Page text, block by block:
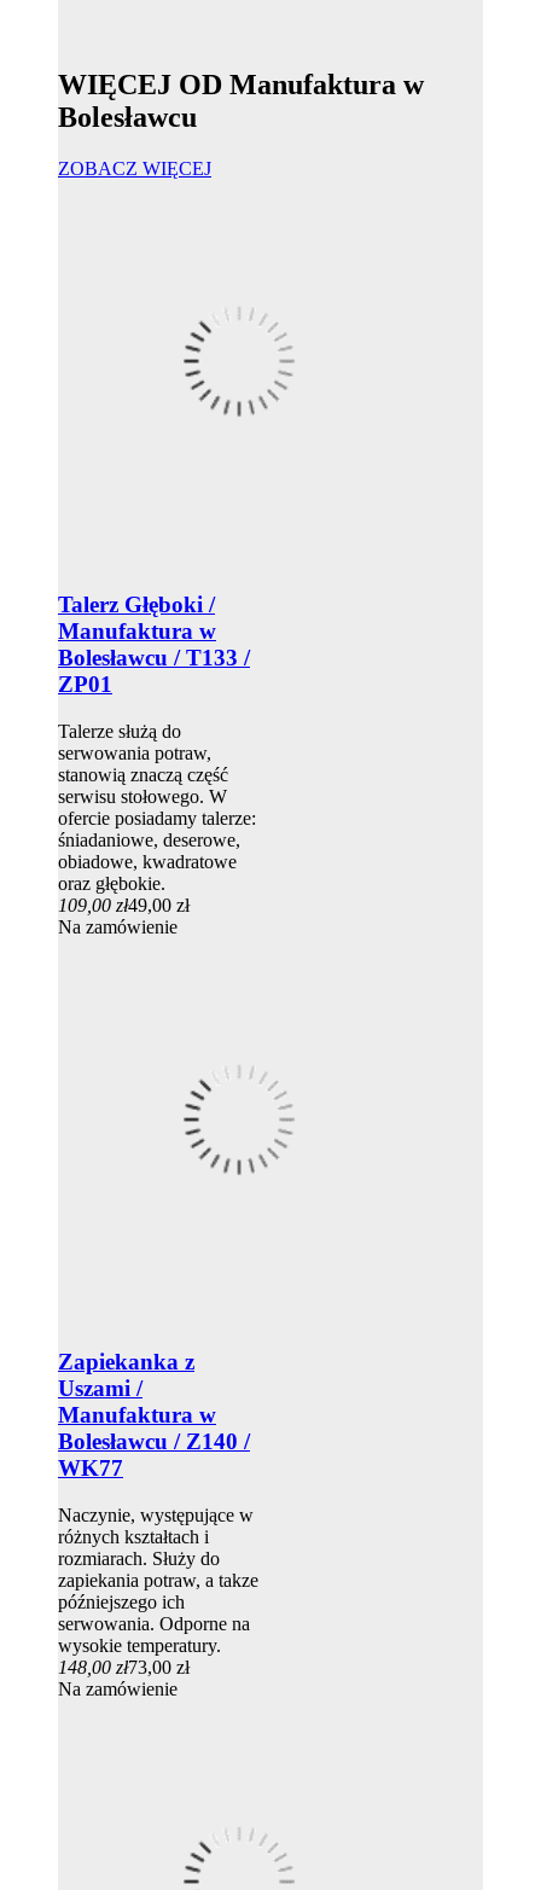
WIĘCEJ OD Manufaktura w
Bolesławcu
ZOBACZ WIĘCEJ
Talerz Głęboki /
Manufaktura w
Bolesławcu / T133 /
ZP01
Talerze służą do
serwowania potraw,
stanowią znaczą część
serwisu stołowego. W
ofercie posiadamy talerze:
śniadaniowe, deserowe,
obiadowe, kwadratowe
oraz głębokie.
109,00 zł49,00 zł
Na zamówienie
Zapiekanka z
Uszami /
Manufaktura w
Bolesławcu / Z140 /
WK77
Naczynie, występujące w
różnych kształtach i
rozmiarach. Służy do
zapiekania potraw, a takze
późniejszego ich
serwowania. Odporne na
wysokie temperatury.
148,00 zł73,00 zł
Na zamówienie